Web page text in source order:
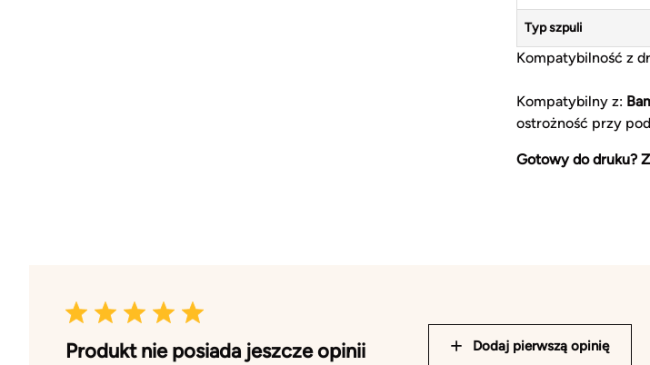
Typ szpuli
Kompatybilność z
Kompatybilny z:
ostrożność przy
Gotowy do druku?
Produkt nie posiada jeszcze opinii Dodaj pierwszą opinię